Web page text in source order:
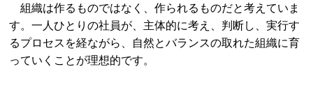
組織は作るものではなく、作られるものだと考えていま
す。一人ひとりの社員が、主体的に考え、判断し、実行す
るプロセスを経ながら、自然とバランスの取れた組織に育
っていくことが理想的です。